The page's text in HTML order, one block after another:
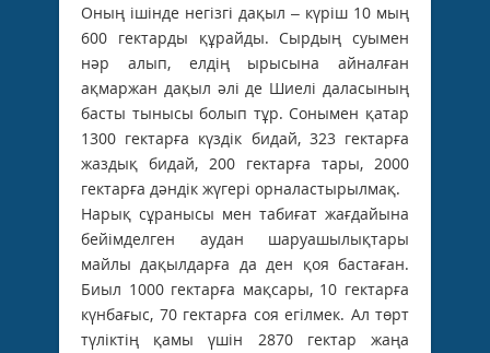
Оның ішінде негізгі дақыл – күріш 10 мың
600 гектарды құрайды. Сырдың суымен
нәр алып, елдің ырысына айналған
ақмаржан дақыл әлі де Шиелі даласының
басты тынысы болып тұр. Сонымен қатар
1300 гектарға күздік бидай, 323 гектарға
жаздық бидай, 200 гектарға тары, 2000
гектарға дәндік жүгері орналастырылмақ.
Нарық сұранысы мен табиғат жағдайына
бейімделген аудан шаруашылықтары
майлы дақылдарға да ден қоя бастаған.
Биыл 1000 гектарға мақсары, 10 гектарға
күнбағыс, 70 гектарға соя егілмек. Ал төрт
түліктің қамы үшін 2870 гектар жаңа